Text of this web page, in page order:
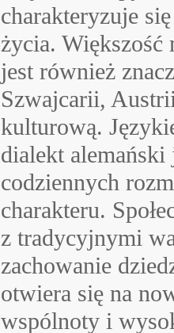
charakteryzuje
życia. Większość
jest również
Szwajcarii,
kulturową.
dialekt
codziennych
charakteru.
z tradycyjnymi
zachowanie
otwiera się na
wspólnoty i